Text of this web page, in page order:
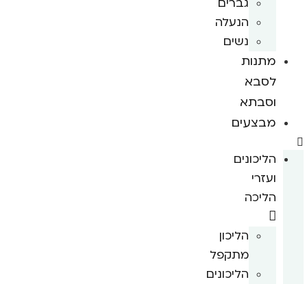
הנעלה
נשים
מתנות
לסבא
וסבתא
מבצעים
הליכונים
ועזרי
הליכה
הליכון
מתקפל
הליכונים